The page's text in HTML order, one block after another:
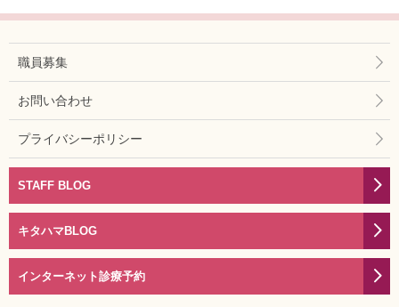
職員募集
お問い合わせ
プライバシーポリシー
STAFF BLOG
キタハマBLOG
インターネット診療予約